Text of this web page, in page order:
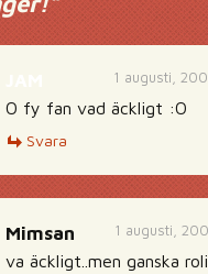
1 augusti,
O fy fan vad äckligt :O
Svara
1 augusti,
Mimsan
va äckligt..men ganska